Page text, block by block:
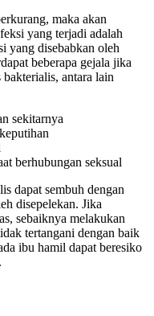
maka akan
yang terjadi adalah
yang disebabkan oleh
beberapa gejala jika
antara lain
sekitarnya
berhubungan seksual
dapat sembuh dengan
disepelekan. Jika
sebaiknya melakukan
tertangani dengan baik
ibu hamil dapat beresiko